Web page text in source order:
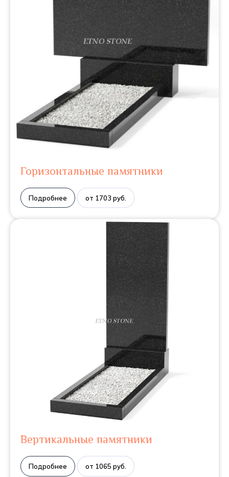
Горизонтальные памятники
Подробнее от 1703 руб.
Вертикальные памятники
Подробнее от 1065 руб.